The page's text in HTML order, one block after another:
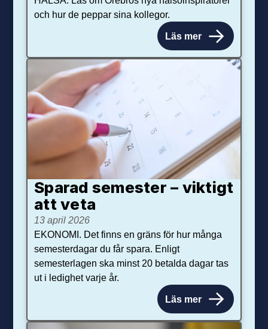
och hur de peppar sina kollegor.
Läs mer
Sparad semester – viktigt
att veta
13 april 2026
EKONOMI. Det finns en gräns för hur många
semesterdagar du får spara. Enligt
semesterlagen ska minst 20 betalda dagar tas
ut i ledighet varje år.
Läs mer